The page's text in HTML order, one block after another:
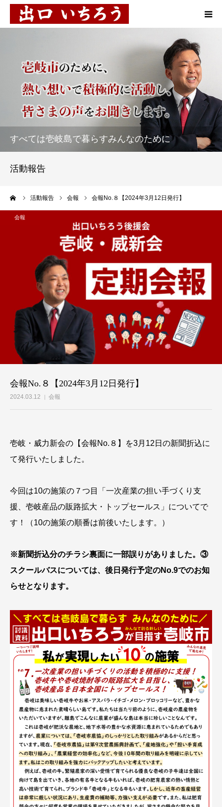
すべては壱岐島で暮らすみんなのために
活動報告
活動報告 会報 会報No.８【2024年3月12日発行】
会報
会報No.８【2024年3月12日発行】
2024.03.12 会報
壱岐・威力新会の【会報No.８】を3月12日の新聞折込に
て発行いたしました。
今回は10の施策の７つ目「一次産業の担い手づくり支
援、壱岐産品の販路拡大・トップセールス」についてで
す！（10の施策の順番は前後いたします。）
※新聞折込分のチラシ裏面に一部誤りがありました。③
スクールバスについては、後日発行予定のNo.9でのお知
らせとなります。
10の施策
お知らせ
活動報告
お問い合わせ